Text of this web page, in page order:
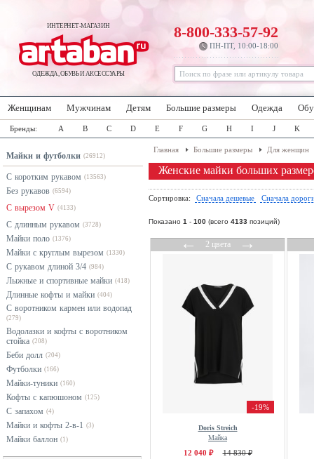
ИНТЕРНЕТ-МАГАЗИН
ОДЕЖДА, ОБУВЬ И АКСЕССУАРЫ
8-800-333-57-92
ПН-ПТ, 10:00-18:00
Женщинам Мужчинам Детям Большие размеры Одежда
Бренды: A B C D E F G H I J K
Майки и футболки (26912)
С коротким рукавом (13563)
Без рукавов (6594)
С вырезом V (4133)
С длинным рукавом (3728)
Майки поло (1376)
Майки с круглым вырезом (1330)
С рукавом длиной 3/4 (984)
Лыжные и спортивные майки (418)
Длинные кофты и майки (404)
С воротником кармен или водопад
(279)
Водолазки и кофты с воротником
стойка (208)
Беби долл (204)
Футболки (166)
Майки-туники (160)
Кофты с капюшоном (125)
С запахом (4)
Майки и кофты 2-в-1 (3)
Майки баллон (1)
Главная Большие размеры Для женщин
Женские майки больших
Сортировка: Сначала дешевые Сначала
Показано 1 - 100 (всего 4133 позиций)
←2 цвета→
-19%
Doris Streich
Майка
12 040 ₽ 14 830 ₽